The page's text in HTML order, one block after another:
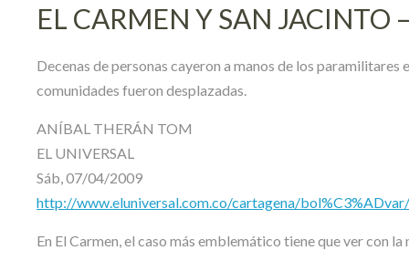
EL CARMEN Y SAN JACINTO
Decenas de personas cayeron a manos de los paramilitares
comunidades fueron desplazadas.
ANÍBAL THERÁN TOM
EL UNIVERSAL
Sáb, 07/04/2009
http://www.eluniversal.com.co/cartagena/
En El Carmen, el caso más emblemático tiene que ver con